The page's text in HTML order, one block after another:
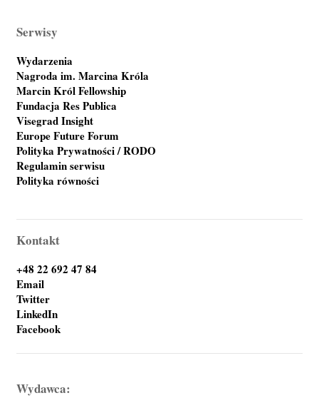
Serwisy
Wydarzenia
Nagroda im. Marcina Króla
Marcin Król Fellowship
Fundacja Res Publica
Visegrad Insight
Europe Future Forum
Polityka Prywatności / RODO
Regulamin serwisu
Polityka równości
Kontakt
+48 22 692 47 84
Email
Twitter
LinkedIn
Facebook
Wydawca: